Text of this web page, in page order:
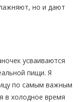
но и дают
усваиваются
пищи. Я
по самым важным
в холодное время